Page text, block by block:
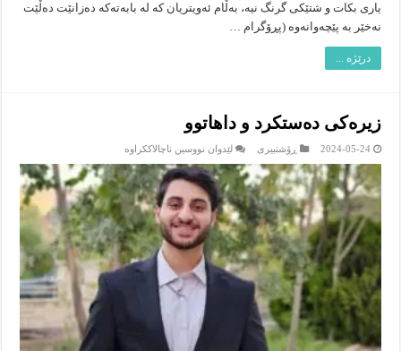
یاری بکات و شتێکی گرنگ نیە، بەڵام ئەویتریان کە لە بابەتەکە دەزانێت دەڵێت
نەخێر بە پێچەوانەوە (پڕۆگرام …
درێژە ...
زیرەکی دەستکرد و داهاتوو
2024-05-24 ڕۆشنبیرى لێدوان نووسین ناچالاککراوە
دەستکرد
و
داهاتوو